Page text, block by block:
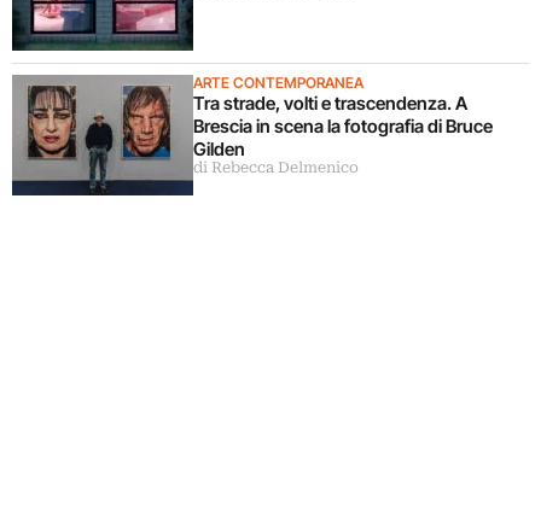
ARTE CONTEMPORANEA
Tra strade, volti e trascendenza. A
Brescia in scena la fotografia di Bruce
Gilden
di Rebecca Delmenico